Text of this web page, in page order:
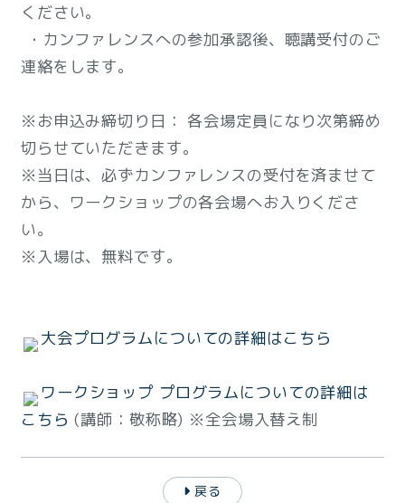
ください。
・カンファレンスへの参加承認後、聴講受付のご
連絡をします。
※お申込み締切り日： 各会場定員になり次第締め
切らせていただきます。
※当日は、必ずカンファレンスの受付を済ませて
から、ワークショップの各会場へお入りくださ
い。
※入場は、無料です。
大会プログラムについての詳細はこちら
ワークショップ プログラムについての詳細は
こちら(講師：敬称略) ※全会場入替え制
戻る